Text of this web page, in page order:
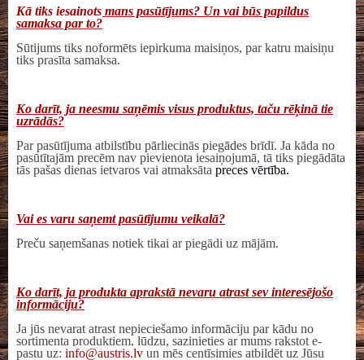
Kā tiks iesaiņots mans pasūtījums? Un vai būs papildus
samaksa par to?
Sūtijums tiks noformēts iepirkuma maisiņos, par katru maisiņu
tiks prasīta samaksa.
Ko darīt, ja neesmu saņēmis visus produktus, taču rēķinā tie
uzrādās?
Par pasūtījuma atbilstību pārliecinās piegādes brīdī. Ja kāda no
pasūtītajām precēm nav pievienota iesaiņojumā, tā tiks piegādāta
tās pašas dienas ietvaros vai atmaksāta preces vērtība.
Vai es varu saņemt pasūtījumu veikalā?
Preču saņemšanas notiek tikai ar piegādi uz mājām.
Ko darīt, ja produkta aprakstā nevaru atrast sev interesējošo
informāciju?
Ja jūs nevarat atrast nepieciešamo informāciju par kādu no
sortimenta produktiem, lūdzu, sazinieties ar mums rakstot e-
pastu uz: info@austris.lv un mēs centīsimies atbildēt uz Jūsu